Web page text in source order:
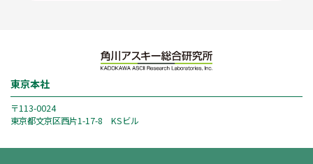
東京本社
〒113-0024
東京都文京区西片1-17-8 KSビル